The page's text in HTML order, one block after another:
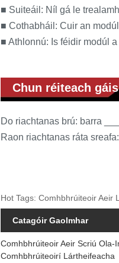
■ Suiteáil: Níl gá le
■ Cothabháil: Cuir an
■ Athlonnú: Is féidir modúl
Chun réiteach
Do riachtanas brú: barra ___
Raon riachtanas ráta
Hot Tags: Comhbhrúiteoir Aeir
Catagóir Gaolmhar
Comhbhrúiteoir Aeir Scriú Ola-
Comhbhrúiteoirí Lártheifeacha